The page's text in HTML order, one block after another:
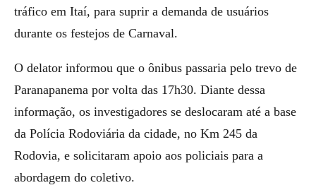
tráfico em Itaí, para suprir a demanda de usuários
durante os festejos de Carnaval.
O delator informou que o ônibus passaria pelo trevo de
Paranapanema por volta das 17h30. Diante dessa
informação, os investigadores se deslocaram até a base
da Polícia Rodoviária da cidade, no Km 245 da
Rodovia, e solicitaram apoio aos policiais para a
abordagem do coletivo.